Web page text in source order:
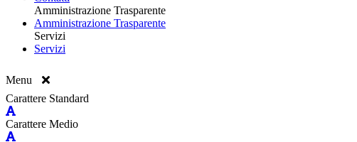
Amministrazione Trasparente
Amministrazione Trasparente
Servizi
Servizi
Menu
Carattere Standard
Carattere Medio